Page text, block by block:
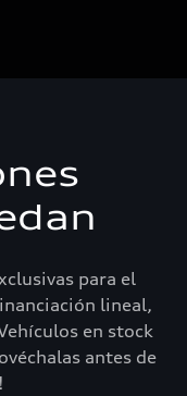
para el
lineal,
en stock
antes de